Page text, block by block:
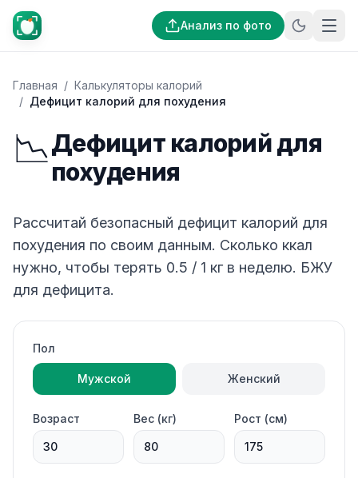
Анализ по фото
Главная / Калькуляторы калорий
/ Дефицит калорий для похудения
📉Дефицит калорий для
похудения
Рассчитай безопасный дефицит калорий для
похудения по своим данным. Сколько ккал
нужно, чтобы терять 0.5 / 1 кг в неделю. БЖУ
для дефицита.
Пол
Мужской Женский
Возраст Вес (кг) Рост (см)